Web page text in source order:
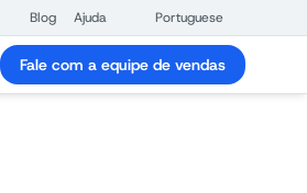
Blog Ajuda Portuguese
Fale com a equipe de vendas